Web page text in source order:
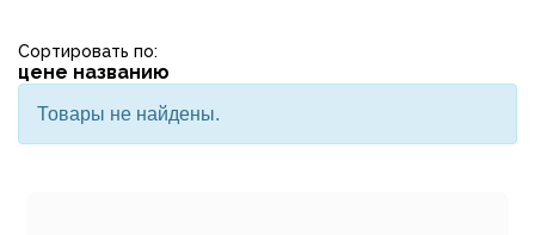
Сортировать по:
цене названию
Товары не найдены.